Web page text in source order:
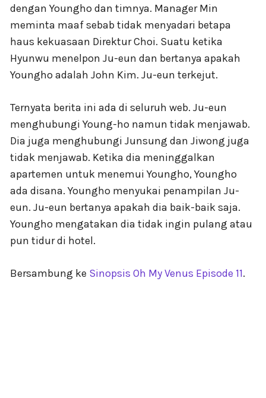
dengan Youngho dan timnya. Manager Min
meminta maaf sebab tidak menyadari betapa
haus kekuasaan Direktur Choi. Suatu ketika
Hyunwu menelpon Ju-eun dan bertanya apakah
Youngho adalah John Kim. Ju-eun terkejut.
Ternyata berita ini ada di seluruh web. Ju-eun
menghubungi Young-ho namun tidak menjawab.
Dia juga menghubungi Junsung dan Jiwong juga
tidak menjawab. Ketika dia meninggalkan
apartemen untuk menemui Youngho, Youngho
ada disana. Youngho menyukai penampilan Ju-
eun. Ju-eun bertanya apakah dia baik-baik saja.
Youngho mengatakan dia tidak ingin pulang atau
pun tidur di hotel.
Bersambung ke Sinopsis Oh My Venus Episode 11.